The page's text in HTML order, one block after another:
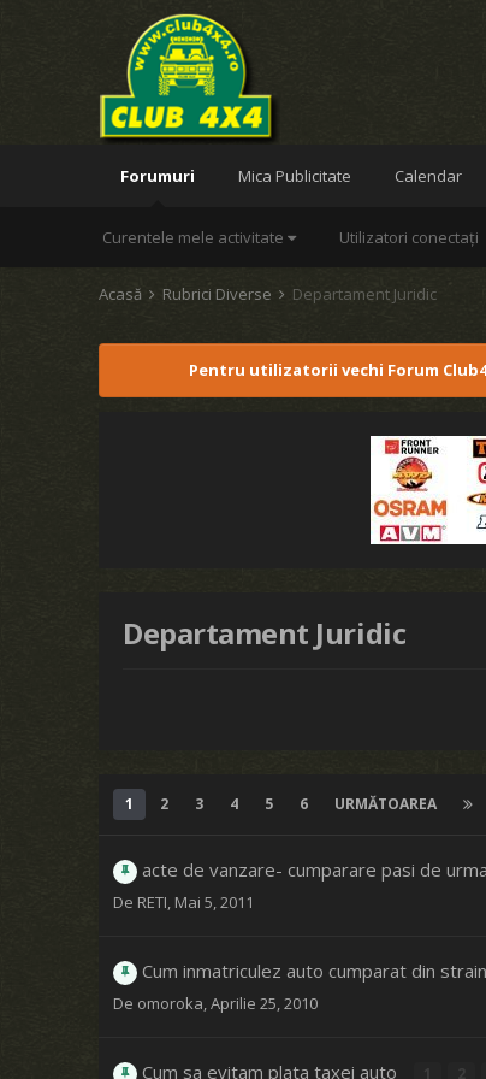
Forumuri
Curentele mele activitate Utilizatori conectați
Mica Publicitate Calendar
Acasă Rubrici Diverse Departament Juridic
Pentru utilizatorii vechi Forum
Departament Juridic
1 2 3 4 5 6 URMĂTOAREA
acte de vanzare- cumparare pasi de
De RETI, Mai 5, 2011
Cum inmatriculez auto cumparat din
De omoroka,Aprilie 25, 2010
Cum sa evitam plata taxei auto